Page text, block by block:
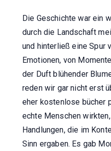
Die Geschichte war ein
durch die Landschaft
und hinterließ eine Spur
Emotionen, von
der Duft blühender
reden wir gar nicht erst
eher kostenlose bücher
echte Menschen
Handlungen, die im
Sinn ergaben. Es gab